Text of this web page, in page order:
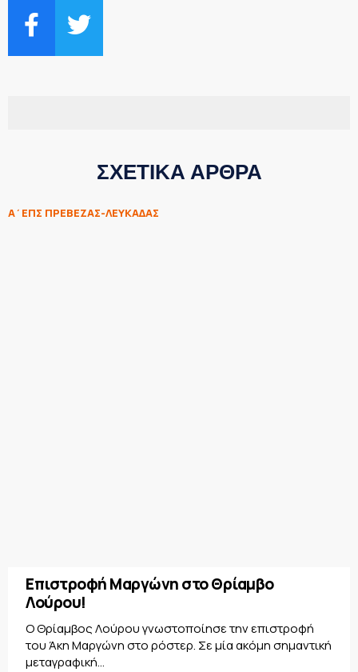
ΣΧΕΤΙΚΑ ΑΡΘΡΑ
Α΄ΕΠΣ ΠΡΕΒΕΖΑΣ-ΛΕΥΚΑΔΑΣ
Επιστροφή Μαργώνη στο Θρίαμβο
Λούρου!
Ο Θρίαμβος Λούρου γνωστοποίησε την επιστροφή
του Άκη Μαργώνη στο ρόστερ. Σε μία ακόμη σημαντική
μεταγραφική...